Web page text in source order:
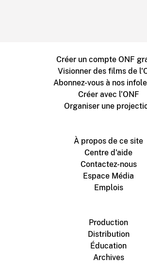
Créer un compte ONF
Visionner des films de
Abonnez-vous à nos
Créer avec l’ONF
Organiser une
À propos de ce site
Centre d'aide
Contactez-nous
Espace Média
Emplois
Production
Distribution
Éducation
Archives